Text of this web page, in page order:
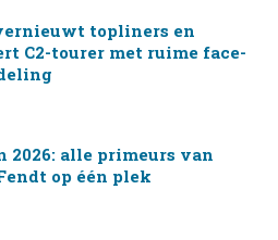
topliners en
C2-tourer met ruime face-
2026: alle primeurs van
op één plek